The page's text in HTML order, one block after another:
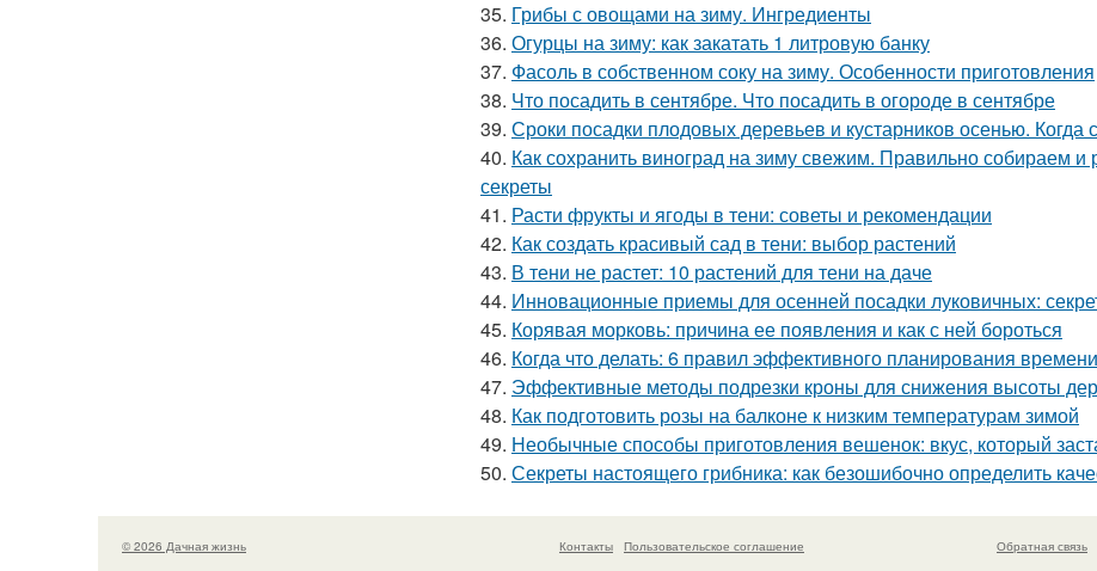
35. Грибы с овощами на зиму. Ингредиенты
36. Огурцы на зиму: как закатать 1 литровую банку
37. Фасоль в собственном соку на зиму. Особенности приготовления
38. Что посадить в сентябре. Что посадить в огороде в сентябре
39. Сроки посадки плодовых деревьев и кустарников осенью. Когда
40. Как сохранить виноград на зиму свежим. Правильно собираем и
секреты
41. Расти фрукты и ягоды в тени: советы и рекомендации
42. Как создать красивый сад в тени: выбор растений
43. В тени не растет: 10 растений для тени на даче
44. Инновационные приемы для осенней посадки луковичных:
45. Корявая морковь: причина ее появления и как с ней бороться
46. Когда что делать: 6 правил эффективного планирования времени
47. Эффективные методы подрезки кроны для снижения высоты
48. Как подготовить розы на балконе к низким температурам зимой
49. Необычные способы приготовления вешенок: вкус, который
50. Секреты настоящего грибника: как безошибочно определить
© 2026 Дачная жизнь Контакты
Пользовательское соглашение
Обратная связь